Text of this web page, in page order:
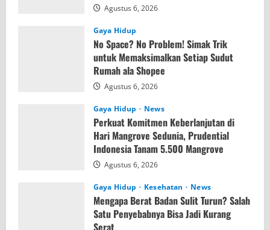
Agustus 6, 2026
Gaya Hidup
No Space? No Problem! Simak Trik
untuk Memaksimalkan Setiap Sudut
Rumah ala Shopee
Agustus 6, 2026
Gaya Hidup News
Perkuat Komitmen Keberlanjutan di
Hari Mangrove Sedunia, Prudential
Indonesia Tanam 5.500 Mangrove
Agustus 6, 2026
Gaya Hidup Kesehatan News
Mengapa Berat Badan Sulit Turun? Salah
Satu Penyebabnya Bisa Jadi Kurang
Serat